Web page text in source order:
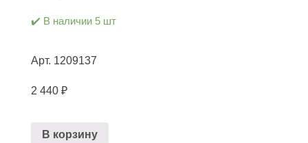
✔️ В наличии 5 шт
Арт. 1209137
2 440 ₽
В корзину